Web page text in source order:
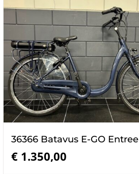
36366 Batavus E-GO Entree
€ 1.350,00